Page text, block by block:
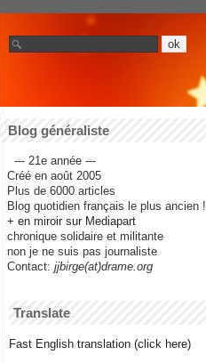
Blog généraliste
--- 21e année ---
Créé en août 2005
Plus de 6000 articles
Blog quotidien français le plus ancien !
+ en miroir sur Mediapart
chronique solidaire et militante
non je ne suis pas journaliste
Contact: jjbirge(at)drame.org
Translate
Fast English translation (click here)